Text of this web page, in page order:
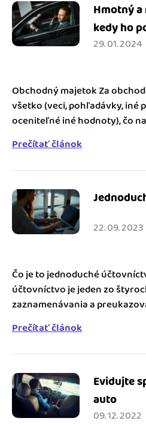
Hmotný
kedy ho
do
29. 01. 2024
Obchodný majetok Za
všetko (veci, pohľadávky, iné
oceniteľné iné hodnoty), čo
Prečítať článok
22. 09. 2023
Čo je to jednoduché
účtovníctvo je jeden zo
zaznamenávania a
Prečítať článok
Evidujte
auto
09. 12. 2022